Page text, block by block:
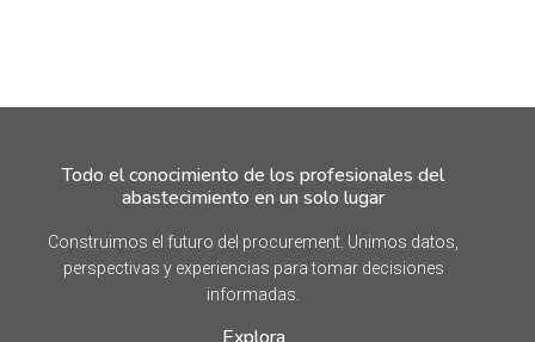
Todo el conocimiento de los profesionales del
abastecimiento en un solo lugar
Construimos el futuro del procurement. Unimos datos,
perspectivas y experiencias para tomar decisiones
informadas.